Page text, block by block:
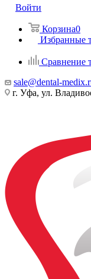
Войти
Корзина0
Избранные
Сравнение
sale@dental-
г. Уфа, ул.